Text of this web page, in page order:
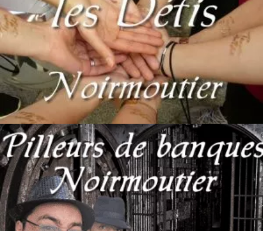
250€
Ajouter au panier